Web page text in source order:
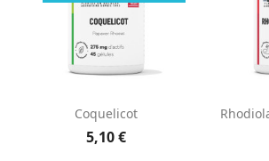
Coquelicot
5,10 €